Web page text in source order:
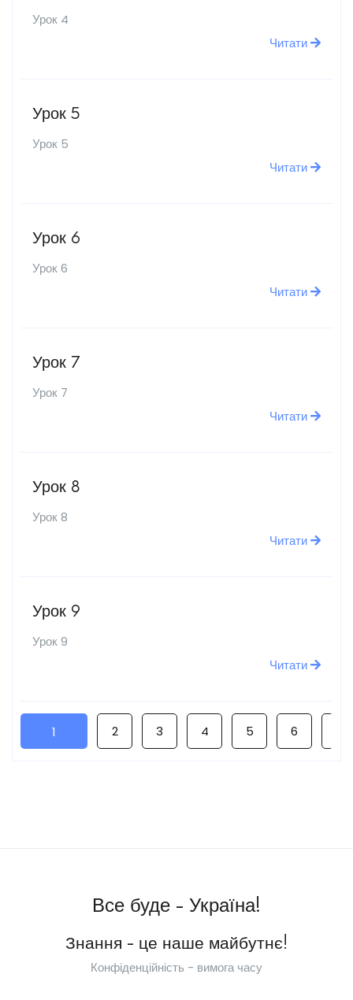
Урок 4
Читати
Урок 5
Урок 5
Читати
Урок 6
Урок 6
Читати
Урок 7
Урок 7
Читати
Урок 8
Урок 8
Читати
Урок 9
Урок 9
Читати
1 2 3 4 5 6
Все буде - Україна!
Знання - це наше майбутнє!
Конфіденційність - вимога часу